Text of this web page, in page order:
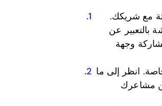
مع شريكك.
بالتعبير عن
وجهة
انظر إلى ما
مشاعرك